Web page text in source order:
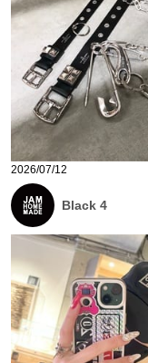
2026/07/12
Black 4